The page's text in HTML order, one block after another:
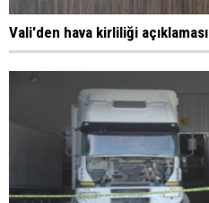
Vali'den hava kirliliği açıklaması